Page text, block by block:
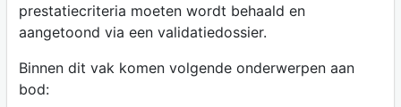
prestatiecriteria moeten wordt behaald en
aangetoond via een validatiedossier.
Binnen dit vak komen volgende onderwerpen aan
bod: